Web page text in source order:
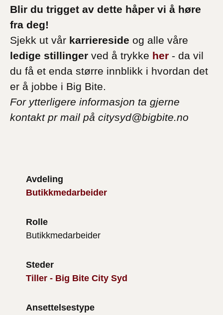
Blir du trigget av dette håper vi å høre
fra deg!
Sjekk ut vår karriereside og alle våre
ledige stillinger ved å trykke her - da vil
du få et enda større innblikk i hvordan det
er å jobbe i Big Bite.
For ytterligere informasjon ta gjerne
kontakt pr mail på citysyd@bigbite.no
Avdeling
Butikkmedarbeider
Rolle
Butikkmedarbeider
Steder
Tiller - Big Bite City Syd
Ansettelsestype